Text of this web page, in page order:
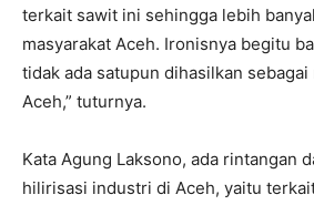
terkait sawit ini sehingga lebih
masyarakat Aceh. Ironisnya begitu
tidak ada satupun dihasilkan
Aceh,” tuturnya.
Kata Agung Laksono, ada rintangan
hilirisasi industri di Aceh, yaitu